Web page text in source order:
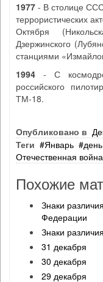
1977 - В столице
террористических
Октября
Дзержинского
станциями
1994 - С
российского
ТМ-18.
Опубликовано в
Теги
Январь день
Отечественная война
Похожие
Знаки
Федерации
Знаки
31 декабря
30 декабря
29 декабря